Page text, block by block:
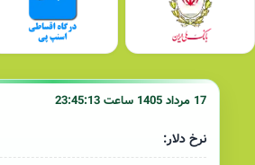
17 مرداد 1405 ساعت 23:45:13
نرخ دلار: